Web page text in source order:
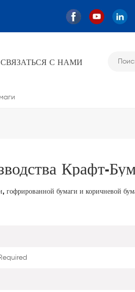
СВЯЗАТЬСЯ С НАМИ
Крафт-
гофрированной бумаги и коричневой